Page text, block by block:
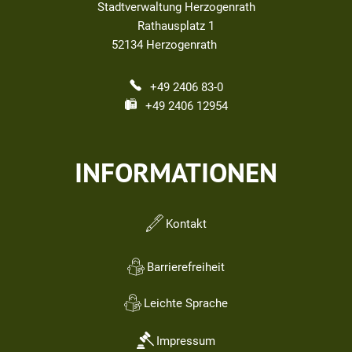
Stadtverwaltung Herzogenrath
Rathausplatz 1
52134 Herzogenrath
+49 2406 83-0
+49 2406 12954
INFORMATIONEN
Kontakt
Barrierefreiheit
Leichte Sprache
Impressum